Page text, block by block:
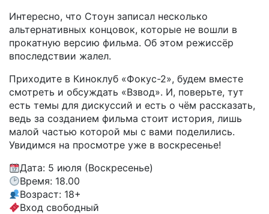
Интересно, что Стоун записал несколько
альтернативных концовок, которые не вошли в
прокатную версию фильма. Об этом режиссёр
впоследствии жалел.
Приходите в Киноклуб «Фокус-2», будем вместе
смотреть и обсуждать «Взвод». И, поверьте, тут
есть темы для дискуссий и есть о чём рассказать,
ведь за созданием фильма стоит история, лишь
малой частью которой мы с вами поделились.
Увидимся на просмотре уже в воскресенье!
Дата: 5 июля (Воскресенье)
Время: 18.00
Возраст: 18+
Вход свободный